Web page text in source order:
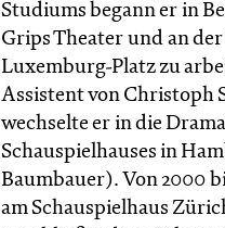
Studiums begann er in
Grips Theater und an
Luxemburg-Platz zu
Assistent von Christoph
wechselte er in die
Schauspielhauses in
Baumbauer). Von 2000
am Schauspielhaus